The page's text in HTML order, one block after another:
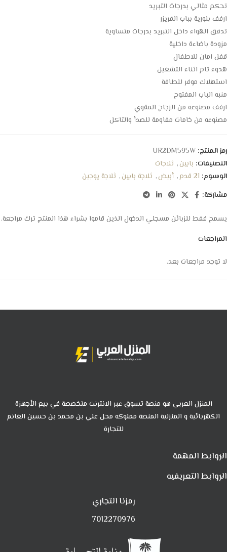
تحكم مثالي بدرجات التبريد
ارفف بلورية بباب الفريزر
تدفق الهواء داخل التبريد بدرجات متساوية
مزودة باضاءة داخلية
قفل امان للاطفال
هدوء تام اثناء التشغيل
استهلاك موفر للطاقة
منبه الباب المفتوح
ارفف مصنوعه من الزجاج المقوي
مصنوعه من خامات مقاومة للصدأ والتاكل
رمز المنتج: UR2DM595W
التصنيفات: بابين, ثلاجات
الوسوم: 21 قدم , أبيض, ثلاجة بابين, ثلاجة يوجين
مشاركة:
المراجعات
لا توجد مراجعات بعد.
يسمح فقط للزبائن مسجلي الدخول الذين قاموا بشراء هذا المنتج ترك مراجعة.
المنزل العربي هو منصة تسوق عبر الانترنت متخصصة في بيع الأجهزة
الكهربائية و المنزلية المنصة مملوكه محل علي بن محمد بن حسين الغانم
للتجارة
الروابط المهمة
الروابط التعريفيه
رمزنا التجاري
7012270976